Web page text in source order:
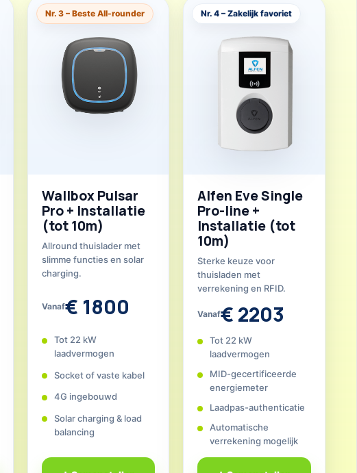
Nr. 3 – Beste All-rounder
Wallbox Pulsar
Pro + Installatie
(tot 10m)
Allround thuislader met
slimme functies en solar
charging.
Vanaf€ 1800
Tot 22 kW
laadvermogen
Socket of vaste kabel
4G ingebouwd
Solar charging & load
balancing
Nr. 4 – Zakelijk favoriet
Alfen Eve Single
Pro-line +
Installatie (tot
10m)
Sterke keuze voor
thuisladen met
verrekening en RFID.
Vanaf€ 2203
Tot 22 kW
laadvermogen
MID-gecertificeerde
energiemeter
Laadpas-authenticatie
Automatische
verrekening mogelijk